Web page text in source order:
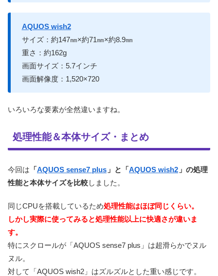
AQUOS wish2
サイズ：約147㎜×約71㎜×約8.9㎜
重さ：約162g
画面サイズ：5.7インチ
画面解像度：1,520×720
いろいろな要素が全然違いますね。
処理性能＆本体サイズ・まとめ
今回は 「AQUOS sense7 plus 」と「AQUOS wish2 」の処理
性能と本体サイズを比較しました。
同じCPUを搭載しているため処理性能はほぼ同じくらい。
しかし実際に使ってみると処理性能以上に快適さが違いま
す。
特にスクロールが「AQUOS sense7 plus」は超滑らかでヌル
ヌル。
対して「AQUOS wish2」はズルズルとした重い感じです。